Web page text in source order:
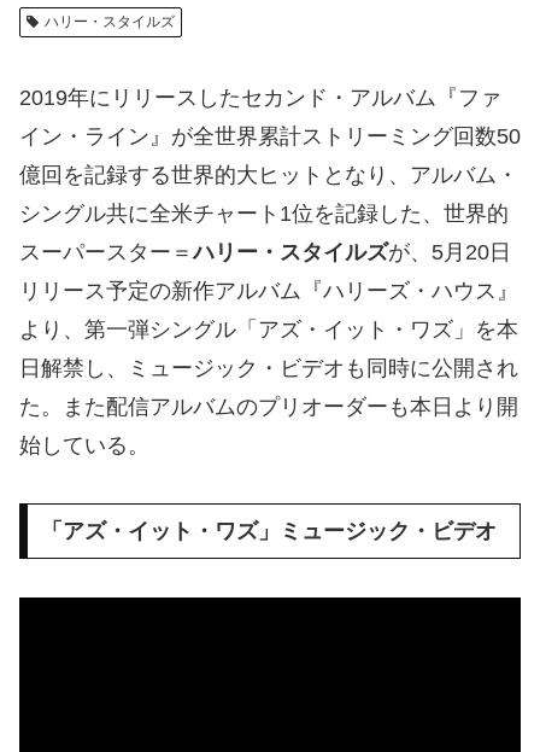
ハリー・スタイルズ
2019年にリリースしたセカンド・アルバム『ファ
イン・ライン』が全世界累計ストリーミング回数50
億回を記録する世界的大ヒットとなり、アルバム・
シングル共に全米チャート1位を記録した、世界的
スーパースター＝ハリー・スタイルズが、5月20日
リリース予定の新作アルバム『ハリーズ・ハウス』
より、第一弾シングル「アズ・イット・ワズ」を本
日解禁し、ミュージック・ビデオも同時に公開され
た。また配信アルバムのプリオーダーも本日より開
始している。
「アズ・イット・ワズ」ミュージック・ビデオ